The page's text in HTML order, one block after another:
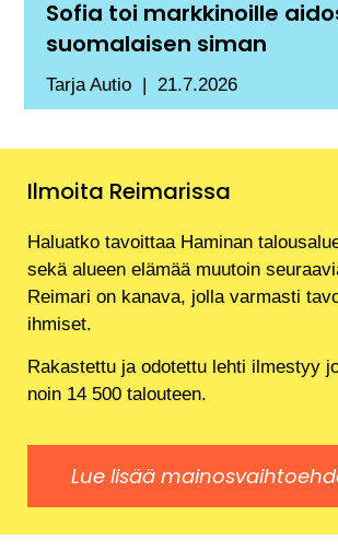
Sofia toi markkinoille
suomalaisen siman
Tarja Autio 21.7.2026
Ilmoita Reimarissa
Haluatko tavoittaa Haminan
sekä alueen elämää muutoin
Reimari on kanava, jolla varmasti
ihmiset.
Rakastettu ja odotettu lehti ilmestyy
noin 14 500 talouteen.
Lue lisää